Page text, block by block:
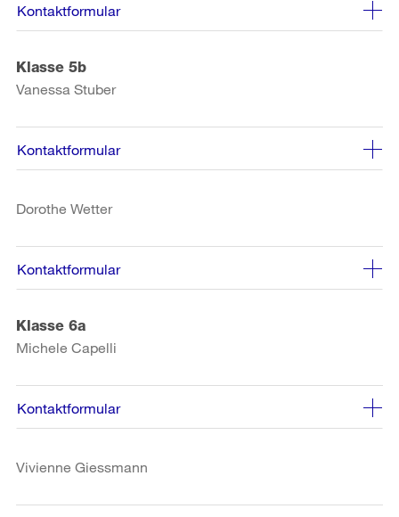
Kontaktformular
Klasse 5b
Vanessa Stuber
Kontaktformular
Dorothe Wetter
Kontaktformular
Klasse 6a
Michele Capelli
Kontaktformular
Vivienne Giessmann